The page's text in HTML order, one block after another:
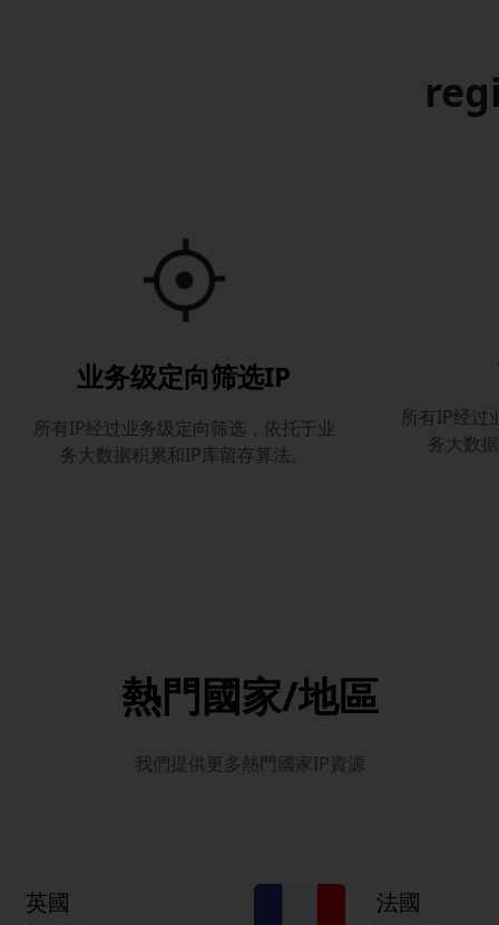
业务级定向筛选IP
所有IP经过业务级定向筛选，依托于业
务大数据积累和IP库留存算法。
所有IP经过
务大数
熱門國家/地區
我們提供更多熱門國家IP資源
英國 法國